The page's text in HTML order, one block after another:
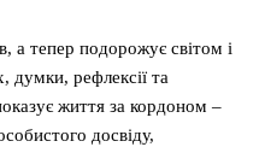
тепер подорожує світом і
думки, рефлексії та
життя за кордоном –
досвіду,